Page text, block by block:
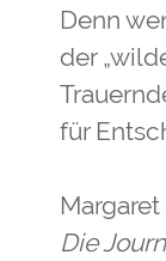
Denn
der
für
Die